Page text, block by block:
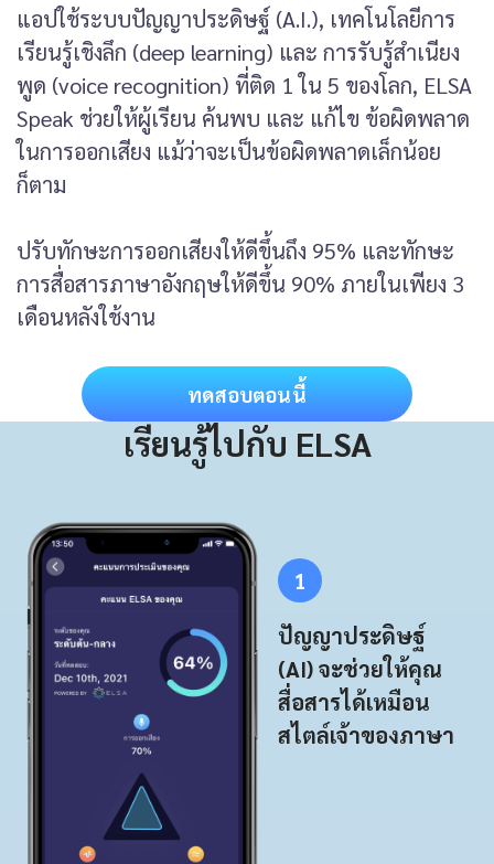
แอปใช้ระบบปัญญาประดิษฐ์ (A.I.), เทคโนโลยีการ
เรียนรู้เชิงลึก (deep learning) และ การรับรู้สำเนียง
พูด (voice recognition) ที่ติด 1 ใน 5 ของโลก, ELSA
Speak ช่วยให้ผู้เรียน ค้นพบ และ แก้ไข ข้อผิดพลาด
ในการออกเสียง แม้ว่าจะเป็นข้อผิดพลาดเล็กน้อย
ก็ตาม
ปรับทักษะการออกเสียงให้ดีขึ้นถึง 95% และทักษะ
การสื่อสารภาษาอังกฤษให้ดีขึ้น 90% ภายในเพียง 3
เดือนหลังใช้งาน
ทดสอบตอนนี้
เรียนรู้ไปกับ ELSA
1
ปัญญาประดิษฐ์
(AI) จะช่วยให้คุณ
สื่อสารได้เหมือน
สไตล์เจ้าของภาษา